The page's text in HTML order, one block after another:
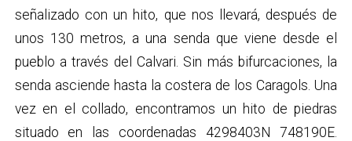
señalizado con un hito, que nos llevará, después de
unos 130 metros, a una senda que viene desde el
pueblo a través del Calvari. Sin más bifurcaciones, la
senda asciende hasta la costera de los Caragols. Una
vez en el collado, encontramos un hito de piedras
situado en las coordenadas 4298403N 748190E.